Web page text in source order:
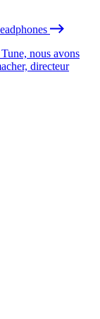
nous avons
directeur